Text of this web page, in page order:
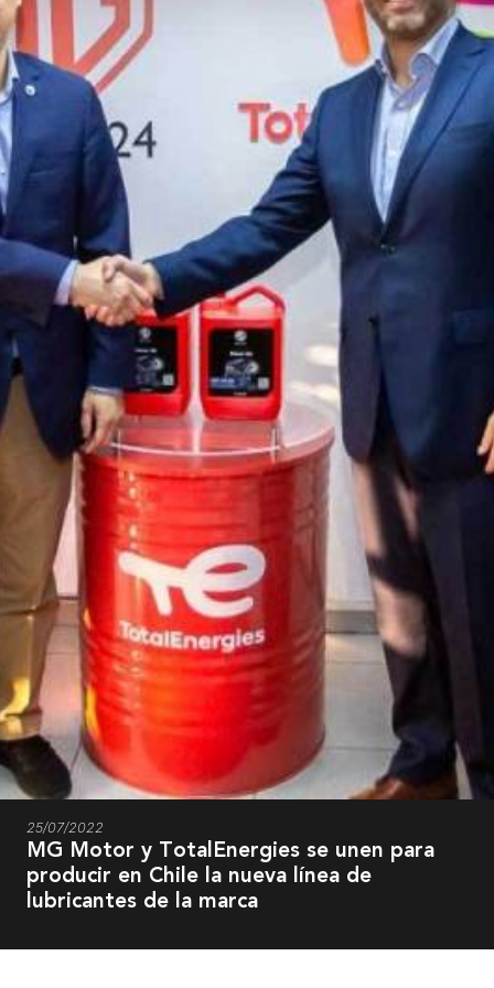
25/07/2022
MG Motor y TotalEnergies se unen para
producir en Chile la nueva línea de
lubricantes de la marca